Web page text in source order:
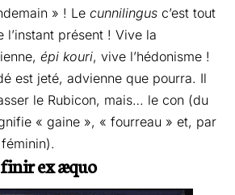
» ! Le cunnilingus c’est tout
l’instant présent ! Vive la
épi kouri, vive l’hédonisme !
est jeté, advienne que pourra. Il
le Rubicon, mais… le con (du
« gaine », « fourreau » et, par
ex æquo